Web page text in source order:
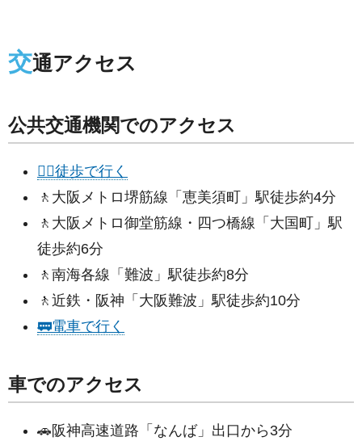
交通アクセス
公共交通機関でのアクセス
🚶‍♀徒歩で行く
🚶大阪メトロ堺筋線「恵美須町」駅徒歩約4分
🚶大阪メトロ御堂筋線・四つ橋線「大国町」駅
徒歩約6分
🚶南海各線「難波」駅徒歩約8分
🚶近鉄・阪神「大阪難波」駅徒歩約10分
🚃電車で行く
車でのアクセス
🚗阪神高速道路「なんば」出口から3分